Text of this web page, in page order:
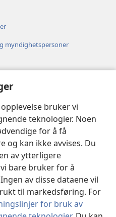
bruker vi
teknologier. Noen
for å få
og kan ikke avvises. Du
av ytterligere
bare bruker for å
av disse dataene vil
til markedsføring. For
for bruk av
myndighetspersoner